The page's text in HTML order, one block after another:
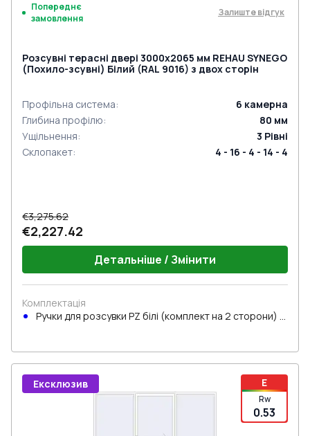
Попереднє
замовлення
Залиште відгук
Розсувні терасні двері 3000x2065 мм REHAU SYNEGO
(Похило-зсувні) Білий (RAL 9016) з двох сторін
Профільна система: 6 камерна
Глибина профілю: 80 мм
Ущільнення: 3 Рівні
Склопакет: 4 - 16 - 4 - 14 - 4
€3,275.62
€2,227.42
Детальніше / Змінити
Комплектація
Ручки для розсувки PZ білі (комплект на 2 сторони) з
E
Rw
0.53
Ексклюзив